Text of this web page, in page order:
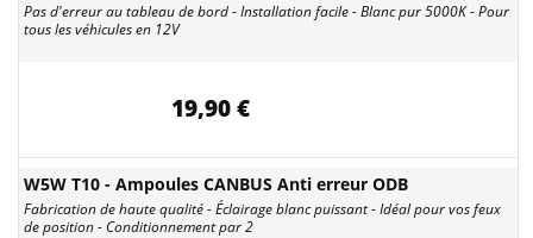
Pas d'erreur au tableau de bord - Installation facile - Blanc pur 5000K - Pour
tous les véhicules en 12V
19,90 €
W5W T10 - Ampoules CANBUS Anti erreur ODB
Fabrication de haute qualité - Éclairage blanc puissant - Idéal pour vos feux
de position - Conditionnement par 2